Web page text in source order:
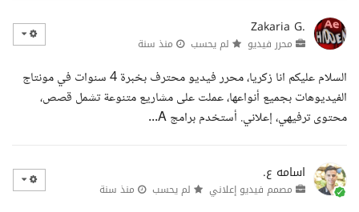
Zakaria G.
محرر فيديو لم يحسب منذ سنة
السلام عليكم انا زكريا، محرر فيديو محترف بخبرة 4 سنوات في مونتاج
الفيديوهات بجميع أنواعها، عملت على مشاريع متنوعة تشمل قصص،
محتوى ترفيهي، إعلاني. أستخدم برامج A...
اسامه ع.
مصمم فيديو إعلاني لم يحسب منذ سنة